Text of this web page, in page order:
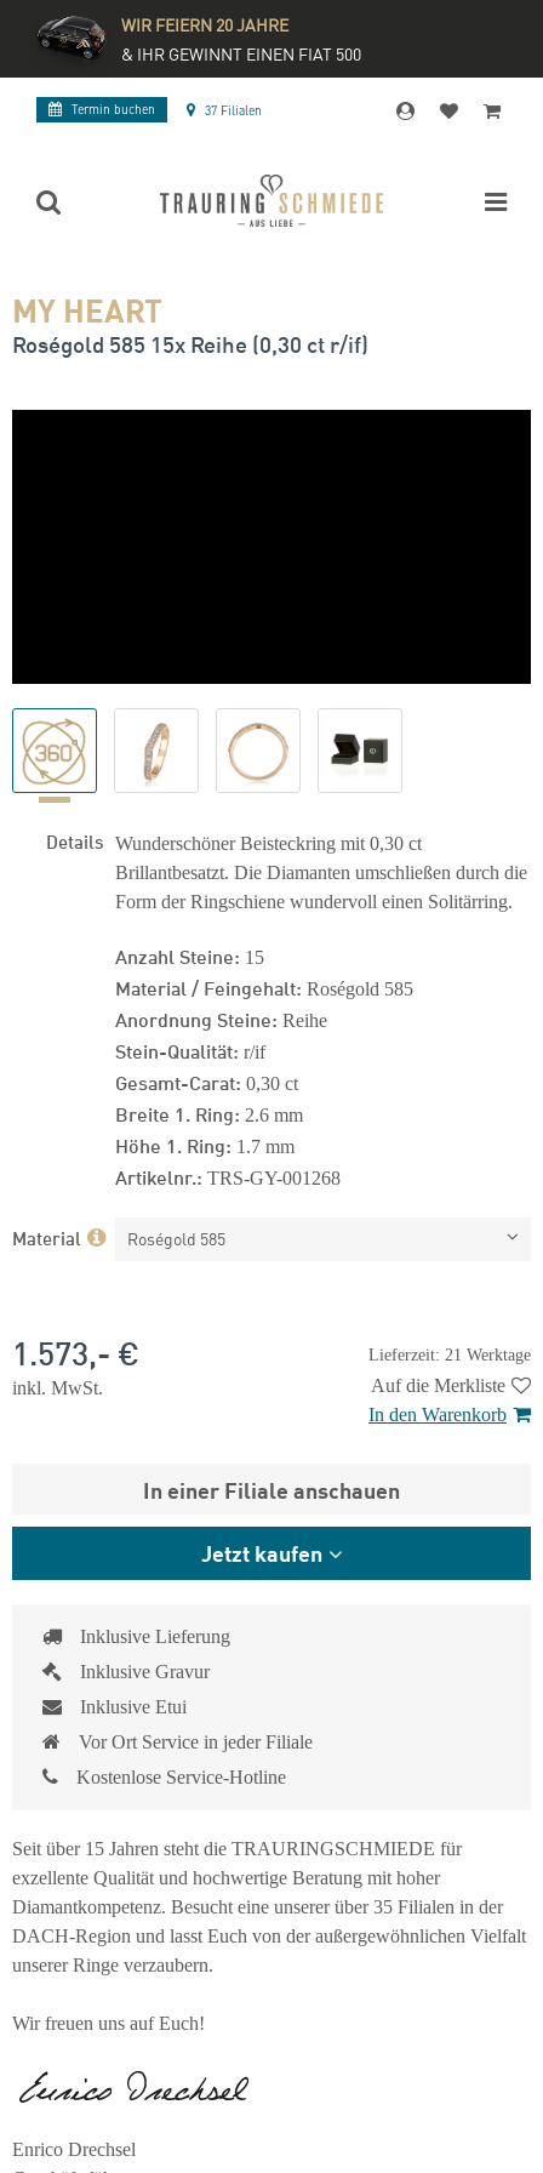
WIR FEIERN 20 JAHRE
& IHR GEWINNT EINEN FIAT 500
Termin buchen 37 Filialen
MY HEART
Roségold 585 15x Reihe (0,30 ct r/if)
Details Wunderschöner Beisteckring mit 0,30 ct
Brillantbesatzt. Die Diamanten umschließen durch die
Form der Ringschiene wundervoll einen Solitärring.
Anzahl Steine: 15
Material / Feingehalt: Roségold 585
Anordnung Steine: Reihe
Stein-Qualität: r/if
Gesamt-Carat: 0,30 ct
Breite 1. Ring: 2.6 mm
Höhe 1. Ring: 1.7 mm
Artikelnr.: TRS-GY-001268
Material Roségold 585
Lieferzeit: 21 Werktage
1.573,- €
inkl. MwSt.
Auf die Merkliste
In den Warenkorb
In einer Filiale anschauen
Jetzt kaufen
Inklusive Lieferung
Inklusive Gravur
Inklusive Etui
Vor Ort Service in jeder Filiale
Kostenlose Service-Hotline
Seit über 15 Jahren steht die TRAURINGSCHMIEDE für
exzellente Qualität und hochwertige Beratung mit hoher
Diamantkompetenz. Besucht eine unserer über 35 Filialen in der
DACH-Region und lasst Euch von der außergewöhnlichen Vielfalt
unserer Ringe verzaubern.
Wir freuen uns auf Euch!
Enrico Drechsel